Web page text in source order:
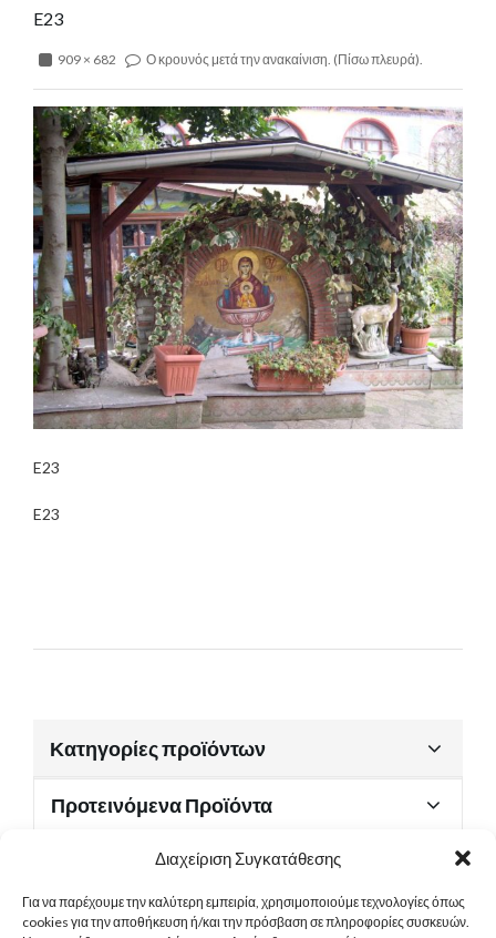
Διαχείριση Συγκατάθεσης
Για να παρέχουμε την καλύτερη εμπειρία, χρησιμοποιούμε τεχνολογίες όπως
cookies για την αποθήκευση ή/και την πρόσβαση σε πληροφορίες συσκευών.
E23
909 × 682 Ο κρουνός μετά την ανακαίνιση. (Πίσω πλευρά).
E23
E23
Κατηγορίες προϊόντων
Προτεινόμενα Προϊόντα
Χρήσιμα Έγγραφα